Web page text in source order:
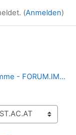
(Anmelden)
IMST-Themenprogramme - FORUM.IMST.AC.AT